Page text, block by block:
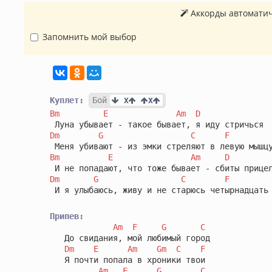
Аккорды
Запомнить мой выбор
Куплет: Бой X X
Bm E Am
D
Dm
G C F
Bm E Am D
Dm G C
F
И я улыбаюсь, живу и не старюсь четырнадцать
Припев:
Am
F G
C
   До свидания, мой любимый город
Dm
E Am Gm C
F
   Я почти попала в хроники твои